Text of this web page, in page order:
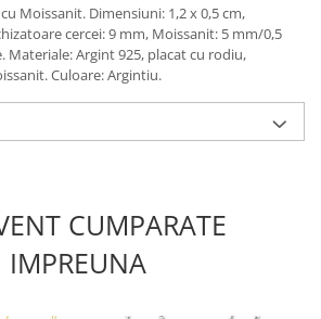
Moissanit. Dimensiuni: 1,2 x 0,5 cm,
cercei: 9 mm, Moissanit: 5 mm/0,5
Materiale: Argint 925, placat cu rodiu,
Culoare: Argintiu.
CUMPARATE
IMPREUNA